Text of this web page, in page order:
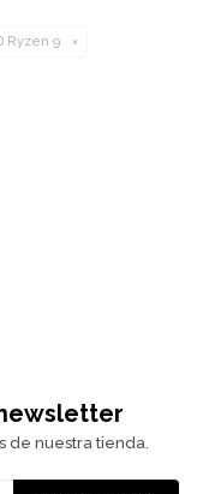
Ryzen 9
de nuestra tienda.